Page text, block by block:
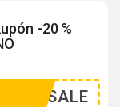
-20 %
SALE